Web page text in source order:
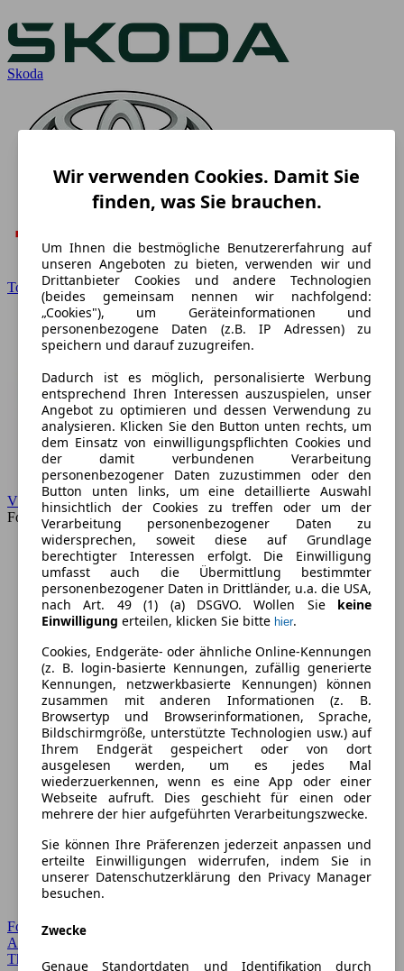
Skoda
Toyota
VW
Forum
Forum Startseite
Alle Auto-Foren
Themen-Forum
Wir verwenden Cookies. Damit Sie
finden, was Sie brauchen.
Um Ihnen die bestmögliche Benutzererfahrung auf
unseren Angeboten zu bieten, verwenden wir und
Drittanbieter Cookies und andere Technologien
(beides gemeinsam nennen wir nachfolgend:
„Cookies"), um Geräteinformationen und
personenbezogene Daten (z.B. IP Adressen) zu
speichern und darauf zuzugreifen.
Dadurch ist es möglich, personalisierte Werbung
entsprechend Ihren Interessen auszuspielen, unser
Angebot zu optimieren und dessen Verwendung zu
analysieren. Klicken Sie den Button unten rechts, um
dem Einsatz von einwilligungspflichten Cookies und
der damit verbundenen Verarbeitung
personenbezogener Daten zuzustimmen oder den
Button unten links, um eine detaillierte Auswahl
hinsichtlich der Cookies zu treffen oder um der
Verarbeitung personenbezogener Daten zu
widersprechen, soweit diese auf Grundlage
berechtigter Interessen erfolgt. Die Einwilligung
umfasst auch die Übermittlung bestimmter
personenbezogener Daten in Drittländer, u.a. die USA,
nach Art. 49 (1) (a) DSGVO. Wollen Sie keine
Einwilligung erteilen, klicken Sie bitte hier.
Cookies, Endgeräte- oder ähnliche Online-Kennungen
(z. B. login-basierte Kennungen, zufällig generierte
Kennungen, netzwerkbasierte Kennungen) können
zusammen mit anderen Informationen (z. B.
Browsertyp und Browserinformationen, Sprache,
Bildschirmgröße, unterstützte Technologien usw.) auf
Ihrem Endgerät gespeichert oder von dort
ausgelesen werden, um es jedes Mal
wiederzuerkennen, wenn es eine App oder einer
Webseite aufruft. Dies geschieht für einen oder
mehrere der hier aufgeführten Verarbeitungszwecke.
Sie können Ihre Präferenzen jederzeit anpassen und
erteilte Einwilligungen widerrufen, indem Sie in
unserer Datenschutzerklärung den Privacy Manager
besuchen.
Zwecke
Genaue Standortdaten und Identifikation durch